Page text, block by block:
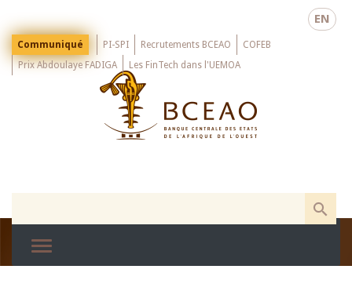
main
EN
Menu
Top
Communiqué PI-SPI Recrutements BCEAO
COFEB
Prix Abdoulaye FADIGA
Les FinTech dans l'UEMOA